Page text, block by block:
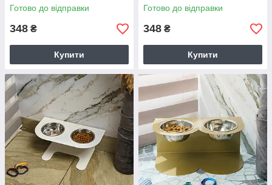
Готово до відправки
348 ₴
Купити
Готово до відправки
348 ₴
Купити